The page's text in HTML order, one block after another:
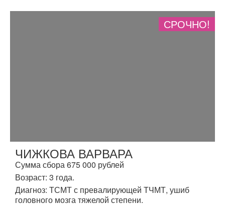
СРОЧНО!
ЧИЖКОВА ВАРВАРА
Сумма сбора 675 000 рублей
Возраст: 3 года.
Диагноз: ТСМТ с превалирующей ТЧМТ, ушиб
головного мозга тяжелой степени.